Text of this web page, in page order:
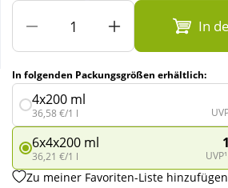
Wellness
In
In folgenden Packungsgrößen erhältlich:
4x200 ml
36,58 €/1 l
6x4x200 ml
36,21 €/1 l UVP¹
Zu meiner Favoriten-Liste hinzufügen